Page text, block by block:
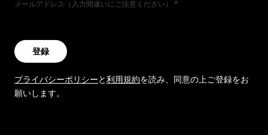
メールアドレス（入力間違いにご注意ください）
登録
プライバシーポリシーと利用規約を読み、同意の上ご登録をお
願いします。